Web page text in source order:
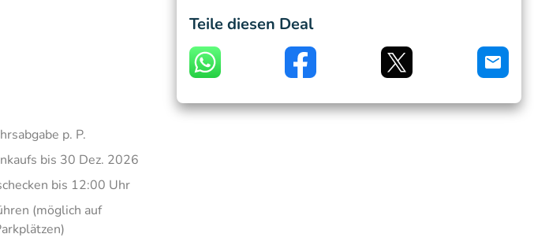
p. P.
bis 30 Dez. 2026
bis 12:00 Uhr
(möglich auf
Teile diesen Deal